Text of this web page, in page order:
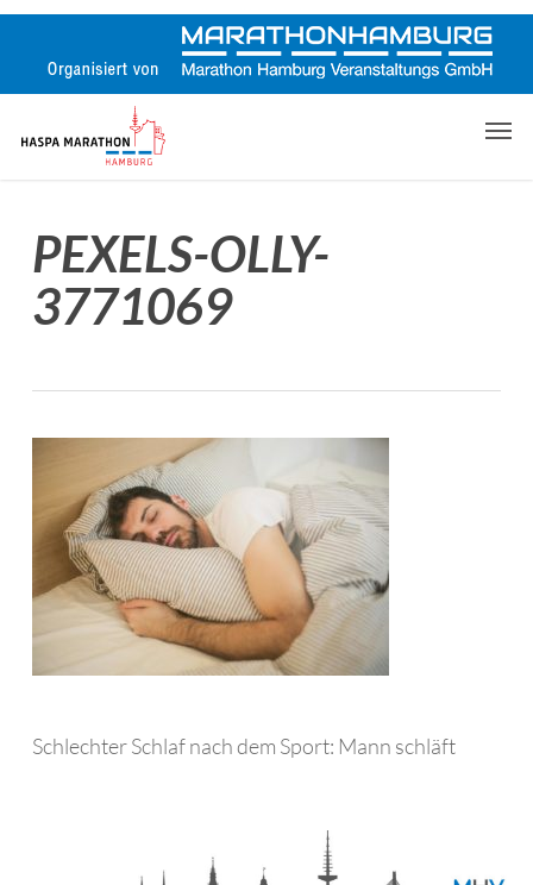
Skip
content
PEXELS-OLLY-
3771069
Schlechter Schlaf nach dem Sport: Mann schläft